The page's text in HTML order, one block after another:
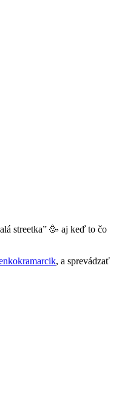
streetka” 🥳 aj keď to čo
, a sprevádzať